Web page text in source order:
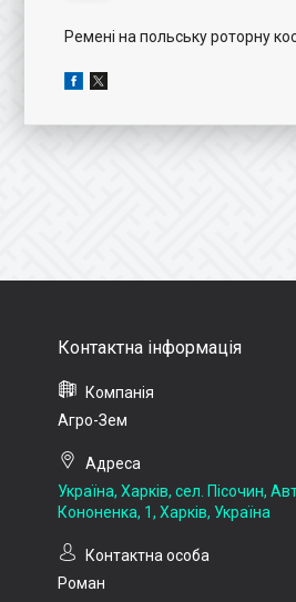
Ремені на польську роторну
Агро-Зем
Україна, Харків, сел. Пісочин,
Кононенка, 1, Харків, Україна
Роман